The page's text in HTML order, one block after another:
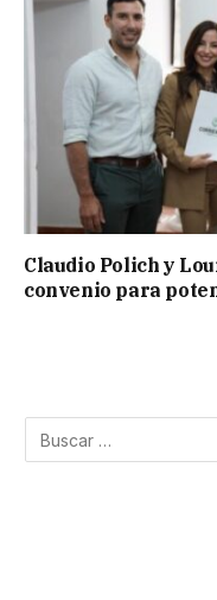
Claudio Polich y
convenio para